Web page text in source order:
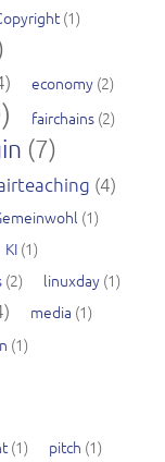
(1)
economy (2)
fairchains (2)
(7)
(4)
(1)
KI (1)
(2) linuxday (1)
media (1)
(1)
(1) pitch (1)